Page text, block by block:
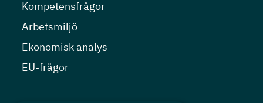
Kompetensfrågor
Arbetsmiljö
Ekonomisk analys
EU-frågor